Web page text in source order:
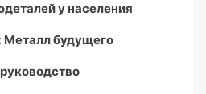
у населения
будущего